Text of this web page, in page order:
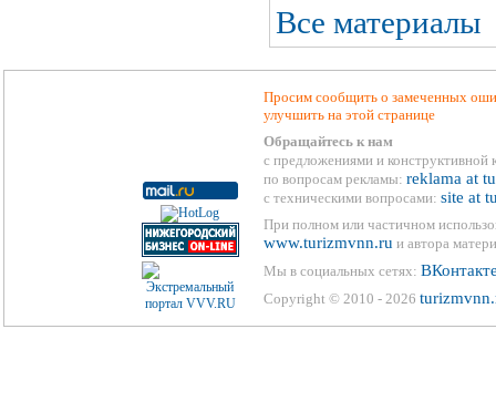
Все материалы
Просим сообщить о замеченных
улучшить на этой странице
Обращайтесь к нам
с предложениями и конструктивной
по вопросам рекламы: reklama at
с техническими вопросами: site at
При полном или частичном
www.turizmvnn.ru и автора
Мы в социальных сетях:
Copyright © 2010 - 2026